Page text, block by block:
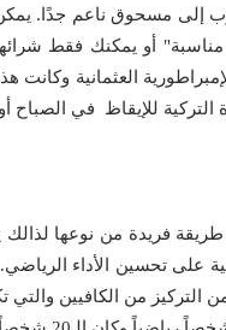
إلى مسحوق ناعم جدًا.
مناسبة" أو يمكنك فقط
العثمانية وكانت
للإيقاظ في الصباح أو
فريدة من نوعها لذالك
على تحسين الأداء
التركيز من الكافيين